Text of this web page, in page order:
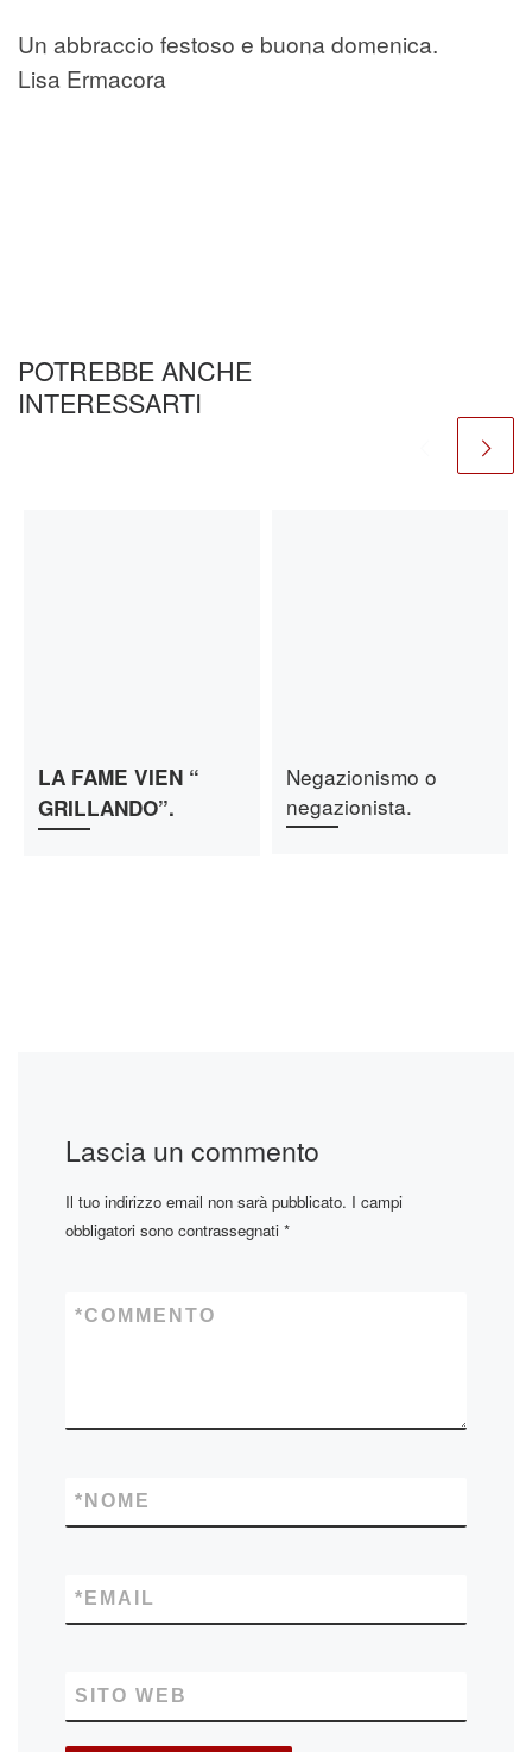
Un abbraccio festoso e buona domenica.
Lisa Ermacora
POTREBBE ANCHE
INTERESSARTI
LA FAME VIEN “
GRILLANDO”.
Negazionismo o
negazionista.
Lascia un commento
Il tuo indirizzo email non sarà pubblicato. I campi
obbligatori sono contrassegnati *
COMMENTO
*
NOME
*
EMAIL
*
SITO WEB